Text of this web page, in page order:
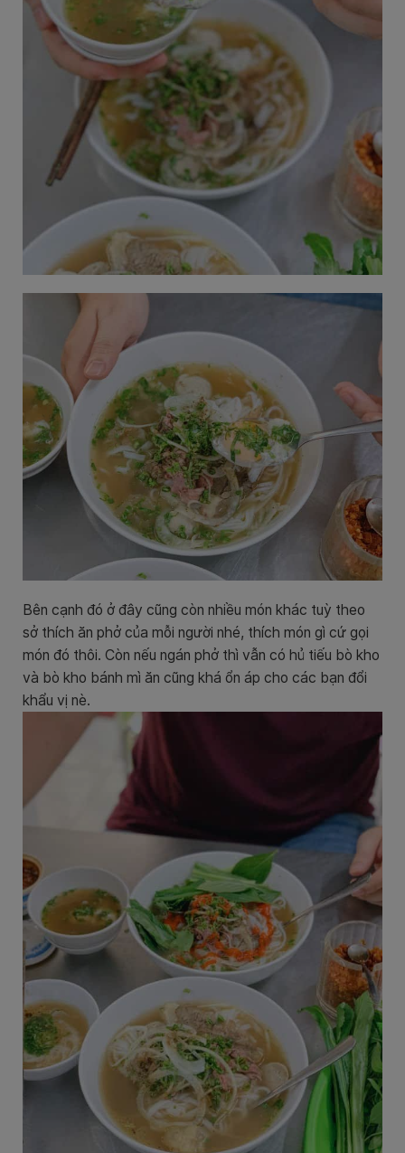
Bên cạnh đó ở đây cũng còn nhiều món khác tuỳ theo
sở thích ăn phở của mỗi người nhé, thích món gì cứ gọi
món đó thôi. Còn nếu ngán phở thì vẫn có hủ tiếu bò kho
và bò kho bánh mì ăn cũng khá ổn áp cho các bạn đổi
khẩu vị nè.